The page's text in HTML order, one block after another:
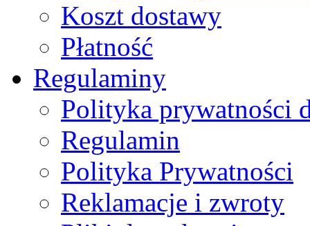
Koszt dostawy
Płatność
Regulaminy
Polityka prywatności
Regulamin
Polityka Prywatności
Reklamacje i zwroty